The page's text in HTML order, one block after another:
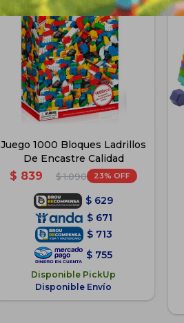
Juego 1000 Bloques Ladrillos
De Encastre Calidad
$ 839 $ 1.090 23
$ 629
$ 671
$ 713
$ 755
Disponible PickUp
Disponible Envío